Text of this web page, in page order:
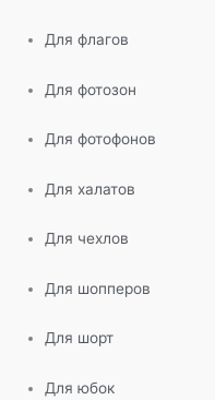
Для флагов
Для фотозон
Для фотофонов
Для халатов
Для чехлов
Для шопперов
Для шорт
Для юбок